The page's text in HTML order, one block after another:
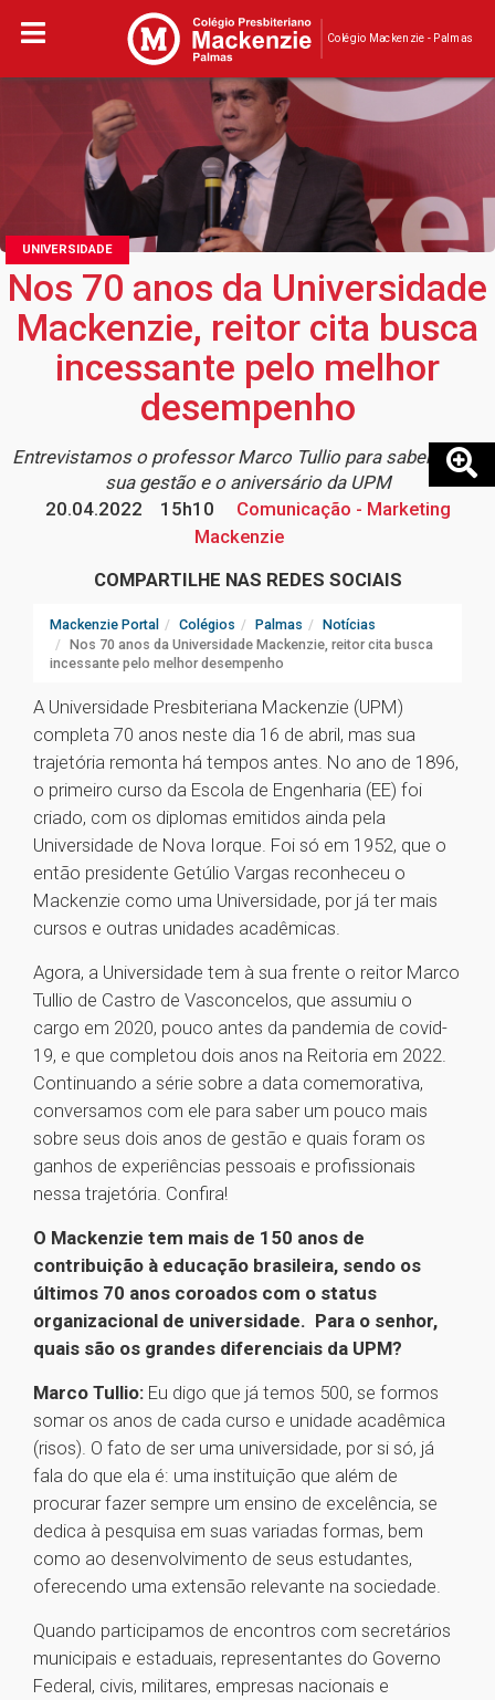
Colégio Mackenzie - Palmas
UNIVERSIDADE
Nos 70 anos da Universidade
Mackenzie, reitor cita busca
incessante pelo melhor
desempenho
Entrevistamos o professor Marco Tullio para saber sobre
sua gestão e o aniversário da UPM
20.04.2022
15h10
Comunicação - Marketing
Mackenzie
COMPARTILHE NAS REDES SOCIAIS
Mackenzie Portal Colégios Palmas
Notícias
Nos 70 anos da Universidade Mackenzie, reitor cita busca
incessante pelo melhor desempenho
A Universidade Presbiteriana Mackenzie (UPM)
completa 70 anos neste dia 16 de abril, mas sua
trajetória remonta há tempos antes. No ano de 1896,
o primeiro curso da Escola de Engenharia (EE) foi
criado, com os diplomas emitidos ainda pela
Universidade de Nova Iorque. Foi só em 1952, que o
então presidente Getúlio Vargas reconheceu o
Mackenzie como uma Universidade, por já ter mais
cursos e outras unidades acadêmicas.
Agora, a Universidade tem à sua frente o reitor Marco
Tullio de Castro de Vasconcelos, que assumiu o
cargo em 2020, pouco antes da pandemia de covid-
19, e que completou dois anos na Reitoria em 2022.
Continuando a série sobre a data comemorativa,
conversamos com ele para saber um pouco mais
sobre seus dois anos de gestão e quais foram os
ganhos de experiências pessoais e profissionais
nessa trajetória. Confira!
O Mackenzie tem mais de 150 anos de
contribuição à educação brasileira, sendo os
últimos 70 anos coroados com o status
organizacional de universidade. Para o senhor,
quais são os grandes diferenciais da UPM?
Marco Tullio: Eu digo que já temos 500, se formos
somar os anos de cada curso e unidade acadêmica
(risos). O fato de ser uma universidade, por si só, já
fala do que ela é: uma instituição que além de
procurar fazer sempre um ensino de excelência, se
dedica à pesquisa em suas variadas formas, bem
como ao desenvolvimento de seus estudantes,
oferecendo uma extensão relevante na sociedade.
Quando participamos de encontros com secretários
municipais e estaduais, representantes do Governo
Federal, civis, militares, empresas nacionais e